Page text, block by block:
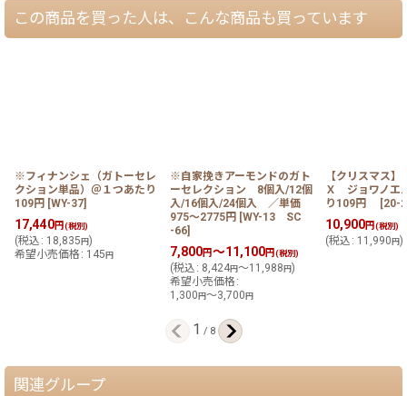
この商品を買った人は、こんな商品も買っています
※フィナンシェ（ガトーセレ
クション単品）＠１つあたり
109円 [WY-37]
17,440円(税別)
(税込 : 18,835円)
希望小売価格 : 145円
※自家挽きアーモンドのガト
ーセレクション 8個入/12個
入/16個入/24個入 ／単価
975〜2775円 [WY-13 SC
-66]
7,800円～11,100円(税別)
(税込 : 8,424円～11,988円)
希望小売価格 :
1,300円～3,700円
【クリスマス
Ｘ ジョワノエ
り109円
[20-
10,900円(税別)
(税込 : 11,990円)
1 / 8
関連グループ